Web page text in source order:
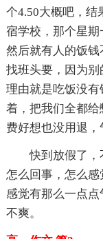
个4.50大概吧，结
宿学校，那个星期
然后就有人的饭
找班头要，因为别
理由就是吃饭没
着，把我们全都
费好想也没用退，
快到放假了
怎么回事，怎么
感觉有那么一点
不爽。